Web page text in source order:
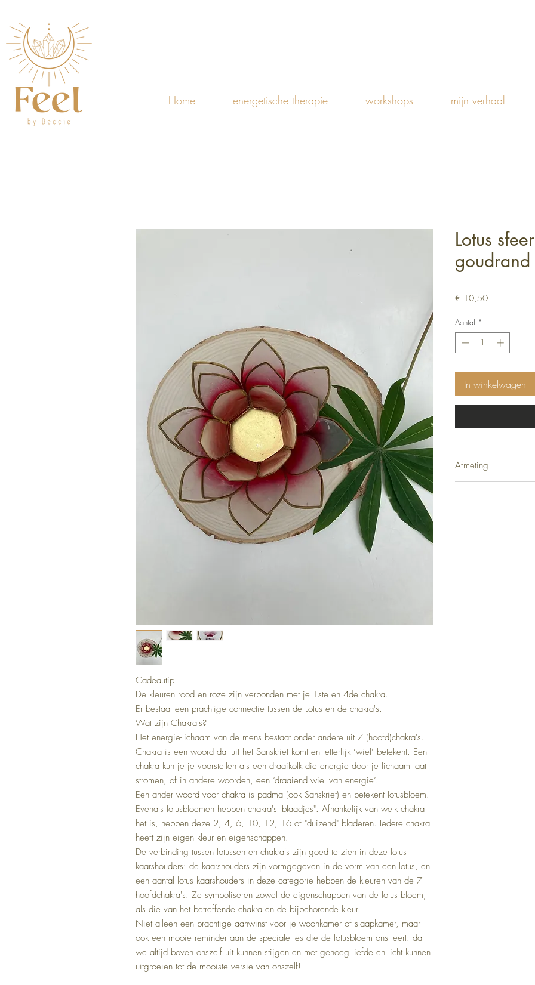
Home energetische therapie workshops mijn verhaal
Cadeautip!
De kleuren rood en roze zijn verbonden met je 1ste en 4de chakra.
Er bestaat een prachtige connectie tussen de Lotus en de chakra's.
Wat zijn Chakra's?
Het energie-lichaam van de mens bestaat onder andere uit 7 (hoofd)chakra's.
Chakra is een woord dat uit het Sanskriet komt en letterlijk ‘wiel’ betekent. Een
chakra kun je je voorstellen als een draaikolk die energie door je lichaam laat
stromen, of in andere woorden, een ‘draaiend wiel van energie’.
Een ander woord voor chakra is padma (ook Sanskriet) en betekent lotusbloem.
Evenals lotusbloemen hebben chakra's 'blaadjes". Afhankelijk van welk chakra
het is, hebben deze 2, 4, 6, 10, 12, 16 of "duizend" bladeren. Iedere chakra
heeft zijn eigen kleur en eigenschappen.
De verbinding tussen lotussen en chakra's zijn goed te zien in deze lotus
kaarshouders: de kaarshouders zijn vormgegeven in de vorm van een lotus, en
een aantal lotus kaarshouders in deze categorie hebben de kleuren van de 7
hoofdchakra's. Ze symboliseren zowel de eigenschappen van de lotus bloem,
als die van het betreffende chakra en de bijbehorende kleur.
Niet alleen een prachtige aanwinst voor je woonkamer of slaapkamer, maar
ook een mooie reminder aan de speciale les die de lotusbloem ons leert: dat
we altijd boven onszelf uit kunnen stijgen en met genoeg liefde en licht kunnen
uitgroeien tot de mooiste versie van onszelf!
Lotus
goudrand
€ 10,50Prijs
Aantal *
In winkelwagen
Afmeting